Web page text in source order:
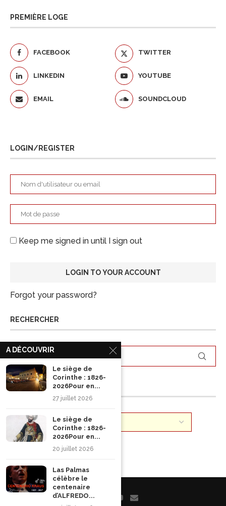
PREMIÈRE LOGE
FACEBOOK TWITTER
LINKEDIN YOUTUBE
EMAIL SOUNDCLOUD
LOGIN/REGISTER
Keep me signed in until I sign out
Forgot your password?
RECHERCHER
ARCHIVES
A DÉCOUVRIR
Le siège de
Corinthe : 1826-
2026Pour en...
27 juillet 2026
Le siège de
Corinthe : 1826-
2026Pour en...
20 juillet 2026
Las Palmas
célèbre le
centenaire
d’ALFREDO...